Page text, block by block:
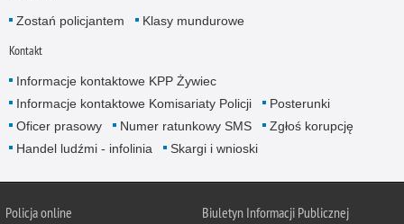
Zostań policjantem Klasy mundurowe
Kontakt
Informacje kontaktowe KPP Żywiec
Informacje kontaktowe Komisariaty Policji
Posterunki
Oficer prasowy
Numer ratunkowy SMS
Zgłoś korupcję
Handel ludźmi - infolinia
Skargi i wnioski
Policja online Biuletyn Informacji Publicznej